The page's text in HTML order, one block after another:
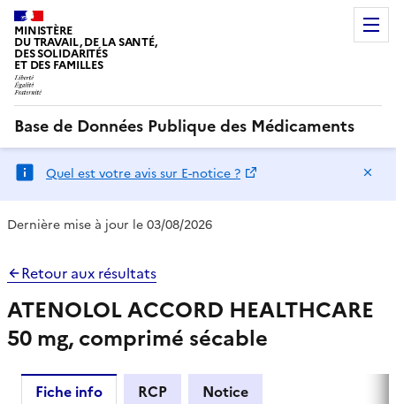
MINISTÈRE
DU TRAVAIL, DE LA SANTÉ,
DES SOLIDARITÉS
ET DES FAMILLES
Base de Données Publique des Médicaments
Quel est votre avis sur E-notice ?
Dernière mise à jour le 03/08/2026
Retour aux résultats
ATENOLOL ACCORD HEALTHCARE
50 mg, comprimé sécable
Fiche info RCP
Notice